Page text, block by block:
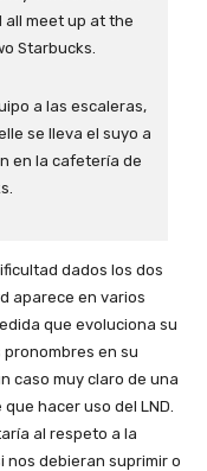
all meet up at the
Starbucks.
a las escaleras,
se lleva el suyo a
en la cafetería de
dados los dos
aparece en varios
que evoluciona su
pronombres en su
caso muy claro de una
hacer uso del LND.
al respeto a la
nos debieran suprimir o